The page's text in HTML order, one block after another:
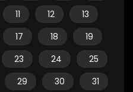
11 12
13
17 18
19
23 24
25
29 30
31